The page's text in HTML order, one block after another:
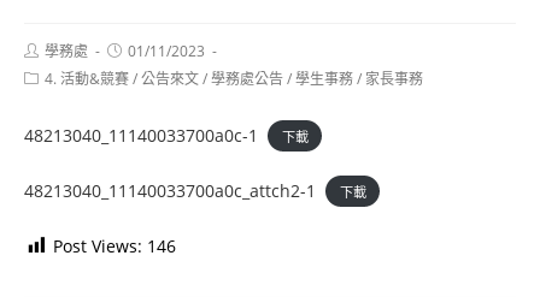
Post
author:
學務處
Post
published:
01/11/2023
Post4. 活動&競賽/公告來文/學務處公告/學生事務/ 家長事務
48213040_11140033700a0c-1 下載
48213040_11140033700a0c_attch2-1 下載
Post Views: 146